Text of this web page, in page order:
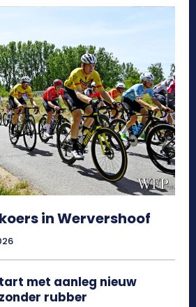
in Wervershoof
met aanleg nieuw
rubber